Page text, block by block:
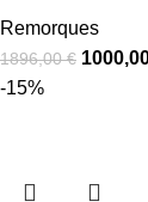
Remorques
1896,00€
-15%